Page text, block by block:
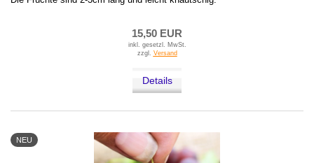
15,50 EUR
inkl. gesetzl. MwSt.
zzgl. Versand
Details
NEU